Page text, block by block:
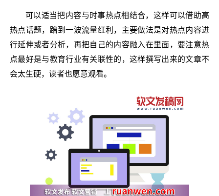
可以适当把内容与时事热点相结合，这样可以借助高
热点话题，蹭到一波流量红利，主要做法是对热点内容进
行延伸或者分析，再把自己的内容融入在里面，要注意热
点最好是与教育行业有关联性的，这样撰写出来的文章不
会太生硬，读者也愿意观看。